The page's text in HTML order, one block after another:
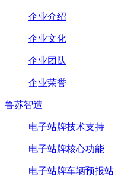
企业介绍
企业文化
企业团队
企业荣誉
鲁苏智造
电子站牌技术支持
电子站牌核心功能
电子站牌车辆预报站